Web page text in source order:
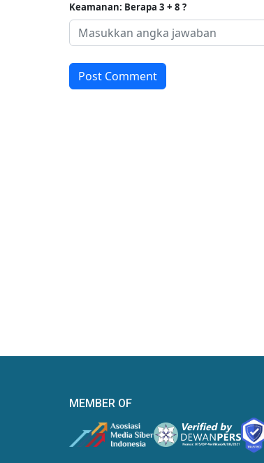
Keamanan: Berapa 3 + 8 ?
Post Comment
MEMBER OF